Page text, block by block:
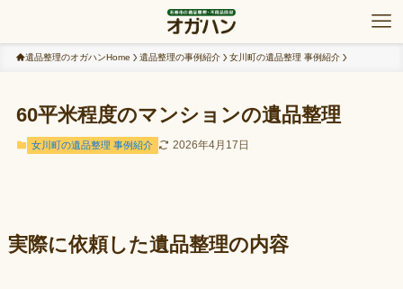
遺品整理のオガハンHome 遺品整理の事例紹介 女川町の遺品整理 事例紹介
60平米程度のマンションの遺品整理
女川町の遺品整理 事例紹介 2026年4月17日
実際に依頼した遺品整理の内容